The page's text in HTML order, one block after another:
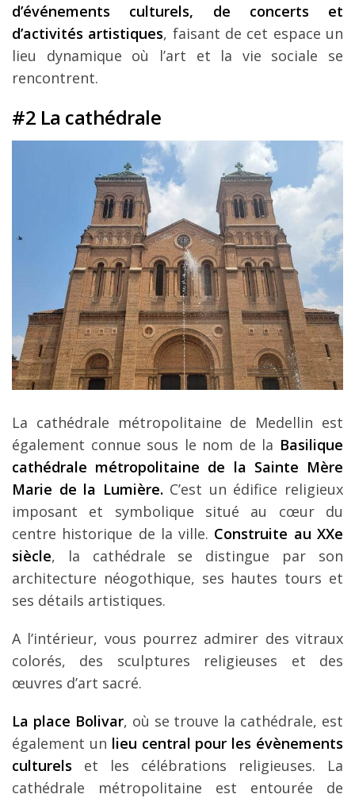
d’événements culturels, de concerts et
d’activités artistiques, faisant de cet espace un
lieu dynamique où l’art et la vie sociale se
rencontrent.
#2 La cathédrale
La cathédrale métropolitaine de Medellin est
également connue sous le nom de la Basilique
cathédrale métropolitaine de la Sainte Mère
Marie de la Lumière. C’est un édifice religieux
imposant et symbolique situé au cœur du
centre historique de la ville. Construite au XXe
siècle, la cathédrale se distingue par son
architecture néogothique, ses hautes tours et
ses détails artistiques.
A l’intérieur, vous pourrez admirer des vitraux
colorés, des sculptures religieuses et des
œuvres d’art sacré.
La place Bolivar, où se trouve la cathédrale, est
également un lieu central pour les évènements
culturels et les célébrations religieuses. La
cathédrale métropolitaine est entourée de